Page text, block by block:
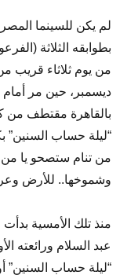
لم يكن للسينما
بطوابقه الثلاثة
ديسمبر، حين مر
بالقاهرة مقتطف من
“ليلة حساب السنين”
من تنام ستصحو يا
وشموخها.. للأرض
منذ تلك الأمسية
عبد السلام ورائعته
“ليلة حساب السنين”